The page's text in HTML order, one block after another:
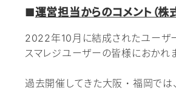
■運営担当からのコメント（
2022年10月に結成されたユーザー
スマレジユーザーの皆様におかれ
過去開催してきた大阪・福岡では